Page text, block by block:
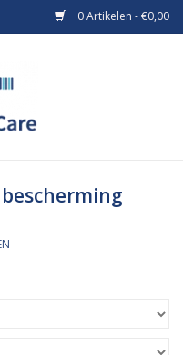
0 Artikelen - €0,00